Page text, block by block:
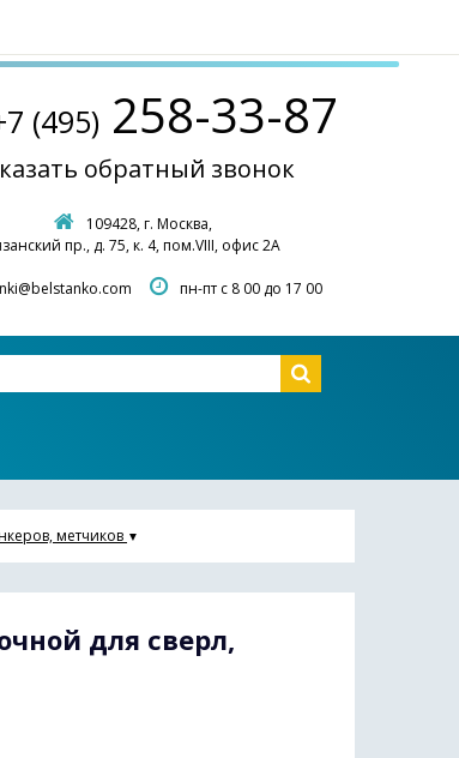
(495) 258-33-87
обратный звонок
109428, г. Москва,
пр., д. 75, к. 4, пом.VIII, офис 2А
пн-пт с 8 00 до 17 00
метчиков ▼
для сверл,